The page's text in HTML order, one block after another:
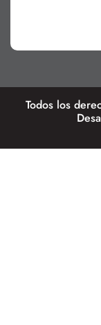
Todos los